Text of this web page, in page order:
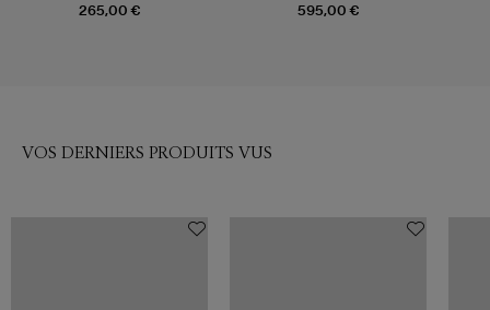
265,00 € 595,00 €
VOS DERNIERS PRODUITS VUS